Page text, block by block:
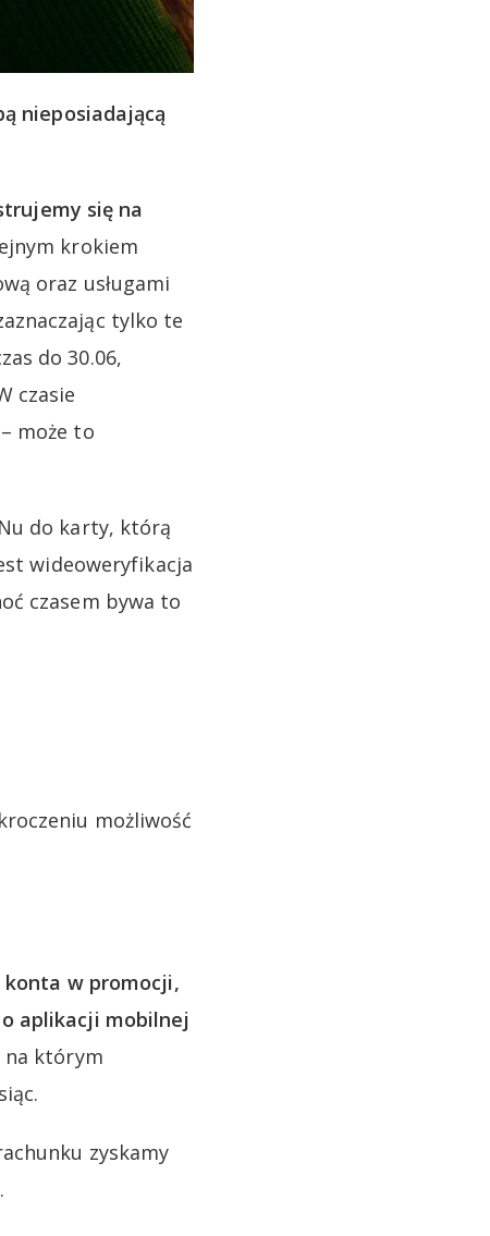
nieposiadającą
się na
krokiem
oraz usługami
tylko te
do 30.06,
czasie
może to
do karty, którą
wideoweryfikacja
czasem bywa to
możliwość
konta w promocji,
aplikacji mobilnej
na którym
zyskamy